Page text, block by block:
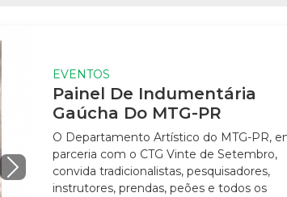
EVENTOS
Painel De Indumentária
Gaúcha Do MTG-PR
O Departamento Artístico do MTG-PR, em
parceria com o CTG Vinte de Setembro,
convida tradicionalistas, pesquisadores,
instrutores, prendas, peões e todos os